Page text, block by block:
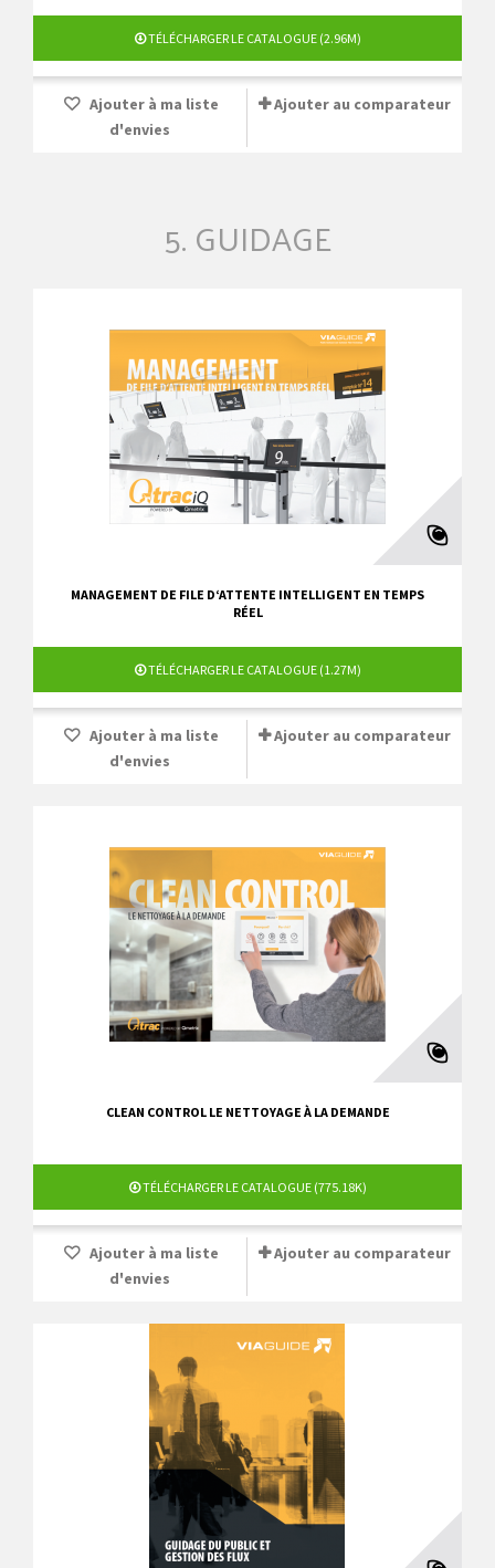
TÉLÉCHARGER LE CATALOGUE (2.96M)
Ajouter à ma liste
d'envies
Ajouter au comparateur
5. GUIDAGE
MANAGEMENT DE FILE D‘ATTENTE INTELLIGENT EN TEMPS
RÉEL
TÉLÉCHARGER LE CATALOGUE (1.27M)
Ajouter à ma liste
d'envies
Ajouter au comparateur
CLEAN CONTROL LE NETTOYAGE À LA DEMANDE
TÉLÉCHARGER LE CATALOGUE (775.18K)
Ajouter à ma liste
d'envies
Ajouter au comparateur